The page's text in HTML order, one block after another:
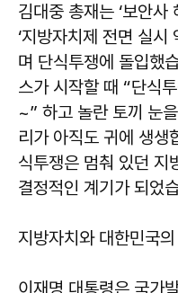
김대중 총재는 ‘보안사
‘지방자치제 전면 실시
며 단식투쟁에 돌입했
스가 시작할 때 “단식
~” 하고 놀란 토끼 눈
리가 아직도 귀에 생생
식투쟁은 멈춰 있던 지
결정적인 계기가 되었
지방자치와 대한민국
이재명 대통령은 국가